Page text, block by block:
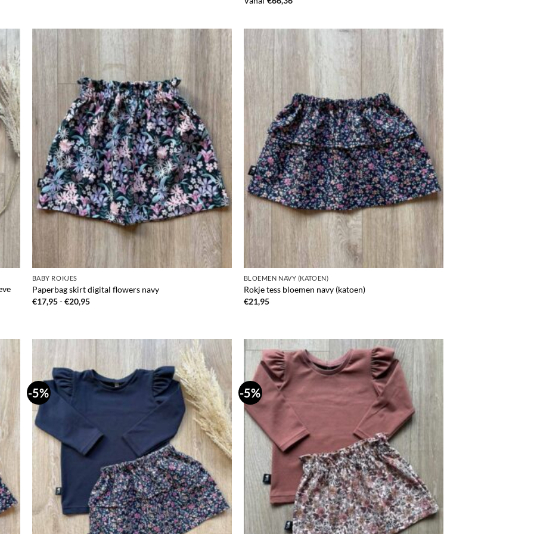
BABY ROKJES
Paperbag skirt digital flowers navy
€17,95-€20,95Prijsklasse:
BLOEMEN NAVY (KATOEN)
Rokje tess bloemen navy (katoen)
€21,95
-5% -5%